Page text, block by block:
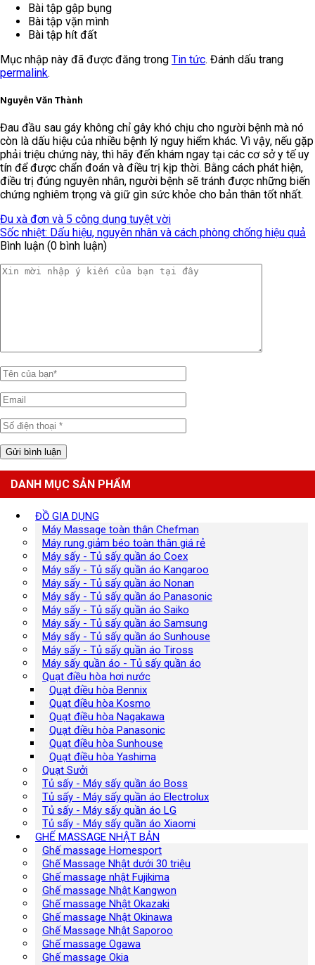
Bài tập gập bụng
Bài tập vặn mình
Bài tập hít đất
Mục nhập này đã được đăng trong Tin tức. Đánh dấu trang
permalink.
Nguyễn Văn Thành
Đau đầu sau gáy không chỉ gây khó chịu cho người bệnh mà nó
còn là dấu hiệu của nhiều bệnh lý nguy hiểm khác. Vì vậy, nếu gặp
phải triệu chứng này, thì hãy đến khám ngay tại các cơ sở y tế uy
tín để được chẩn đoán và điều trị kịp thời. Bằng cách phát hiện,
điều trị đúng nguyên nhân, người bệnh sẽ tránh được những biến
chứng nghiêm trọng và giữ gìn sức khỏe cho bản thân tốt nhất.
Đu xà đơn và 5 công dụng tuyệt vời
Sốc nhiệt: Dấu hiệu, nguyên nhân và cách phòng chống hiệu quả
Bình luận (0 bình luận)
DANH MỤC SẢN PHẨM
ĐỒ GIA DỤNG
Máy Massage toàn thân Chefman
Máy rung giảm béo toàn thân giá rẻ
Máy sấy - Tủ sấy quần áo Coex
Máy sấy - Tủ sấy quần áo Kangaroo
Máy sấy - Tủ sấy quần áo Nonan
Máy sấy - Tủ sấy quần áo Panasonic
Máy sấy - Tủ sấy quần áo Saiko
Máy sấy - Tủ sấy quần áo Samsung
Máy sấy - Tủ sấy quần áo Sunhouse
Máy sấy - Tủ sấy quần áo Tiross
Máy sấy quần áo - Tủ sấy quần áo
Quạt điều hòa hơi nước
Quạt điều hòa Bennix
Quạt điều hòa Kosmo
Quạt điều hòa Nagakawa
Quạt điều hòa Panasonic
Quạt điều hòa Sunhouse
Quạt điều hòa Yashima
Quạt Sưởi
Tủ sấy - Máy sấy quần áo Boss
Tủ sấy - Máy sấy quần áo Electrolux
Tủ sấy - Máy sấy quần áo LG
Tủ sấy - Máy sấy quần áo Xiaomi
GHẾ MASSAGE NHẬT BẢN
Ghế massage Homesport
Ghế Massage Nhật dưới 30 triệu
Ghế massage nhật Fujikima
Ghế massage Nhật Kangwon
Ghế massage Nhật Okazaki
Ghế massage Nhật Okinawa
Ghế Massage Nhật Saporoo
Ghế massage Ogawa
Ghế massage Okia